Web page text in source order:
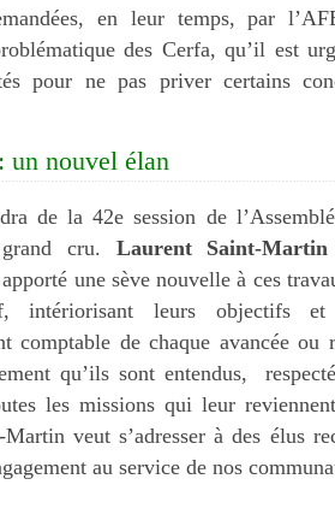
en leur temps, par
des Cerfa, qu’il est
pour ne pas priver certains
un nouvel élan
de la 42e session de
cru. Laurent Saint-
une sève nouvelle à ces
intériorisant leurs objectifs
comptable de chaque avancée
qu’ils sont entendus,
les missions qui leur
Martin veut s’adresser à des élus
au service de nos